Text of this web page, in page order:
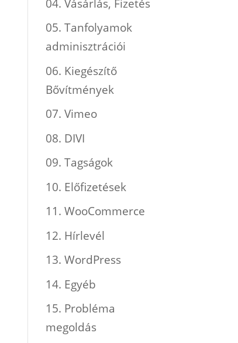
04. Vásárlás, Fizetés
05. Tanfolyamok
adminisztrációi
06. Kiegészítő
Bővítmények
07. Vimeo
08. DIVI
09. Tagságok
10. Előfizetések
11. WooCommerce
12. Hírlevél
13. WordPress
14. Egyéb
15. Probléma
megoldás